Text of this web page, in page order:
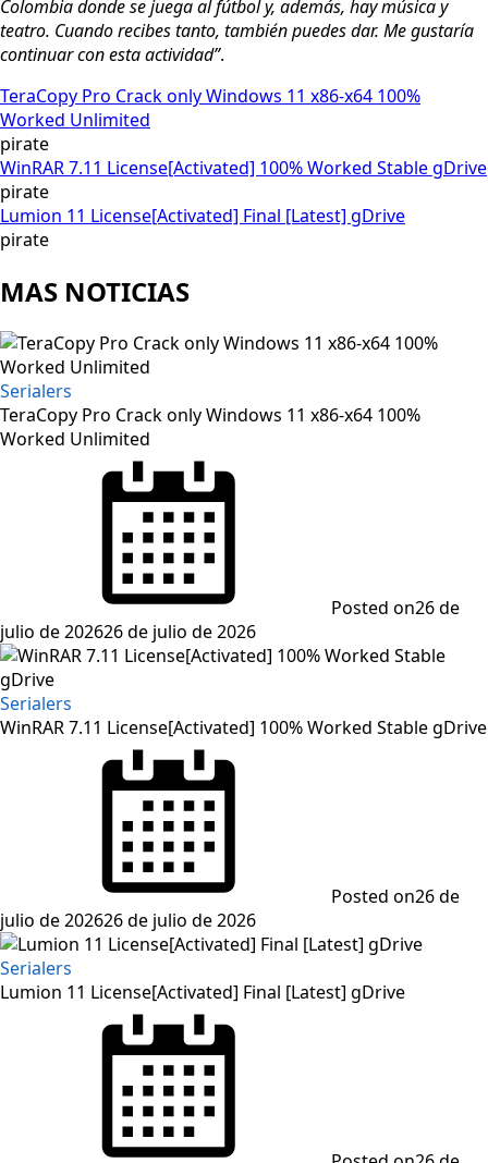
Colombia donde se juega al fútbol y, además, hay música y
teatro. Cuando recibes tanto, también puedes dar. Me gustaría
continuar con esta actividad”.
TeraCopy Pro Crack only Windows 11 x86-x64 100%
Worked Unlimited
pirate
WinRAR 7.11 License[Activated] 100% Worked Stable gDrive
pirate
Lumion 11 License[Activated] Final [Latest] gDrive
pirate
MAS NOTICIAS
Serialers
TeraCopy Pro Crack only Windows 11 x86-x64 100%
Worked Unlimited
Posted on26 de
julio de 202626 de julio de 2026
Serialers
WinRAR 7.11 License[Activated] 100% Worked Stable gDrive
Posted on26 de
julio de 202626 de julio de 2026
Serialers
Lumion 11 License[Activated] Final [Latest] gDrive